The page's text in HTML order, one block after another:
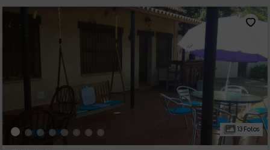
13 Fotos